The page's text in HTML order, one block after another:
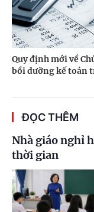
Quy định mới về
bồi dưỡng kế toán
ĐỌC THÊM
Nhà giáo nghỉ
thời gian